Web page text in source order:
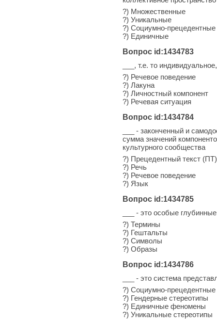
?) Множественные
?) Уникальные
?) Социумно-прецедентные
?) Единичные
Вопрос id:1434783
___, т.е. то
?) Речевое поведение
?) Лакуна
?) Личностный компонент
?) Речевая ситуация
Вопрос id:1434784
___ - законченный и
сумма значений
культурного сообщества
?) Прецедентный текст (ПТ)
?) Речь
?) Речевое поведение
?) Язык
Вопрос id:1434785
___ - это особые
?) Термины
?) Гештальты
?) Символы
?) Образы
Вопрос id:1434786
___ - это система
?) Социумно-
?) Гендерные стереотипы
?) Единичные феномены
?) Уникальные стереотипы